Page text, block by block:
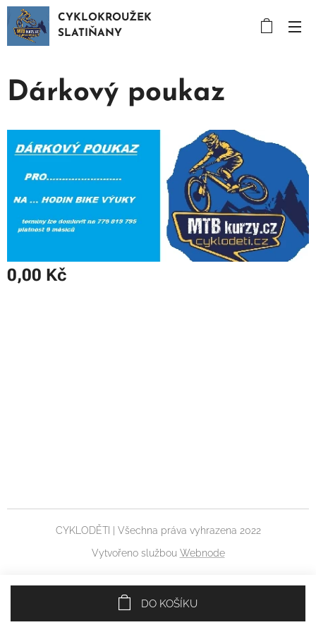
CYKLOKROUŽEK
SLATIŇANY
Dárkový poukaz
0,00 Kč
DO KOŠÍKU
CYKLODĚTI | Všechna práva vyhrazena 2022
Vytvořeno službou Webnode